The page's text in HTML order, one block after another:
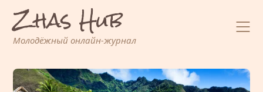
Перейти
содержимому
Zhas Hub
Молодёжный онлайн-журнал